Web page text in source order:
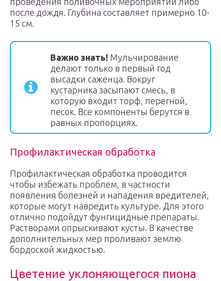
после дождя. Глубина составляет примерно 10-
15 см.
Важно знать! Мульчирование
делают только в первый год
высадки саженца. Вокруг
кустарника засыпают смесь, в
которую входит торф, перегной,
песок. Все компоненты берутся в
равных пропорциях.
Профилактическая обработка
Профилактическая обработка проводится
чтобы избежать проблем, в частности
появления болезней и нападения вредителей,
которые могут навредить культуре. Для этого
отлично подойдут фунгицидные препараты.
Растворами опрыскивают кусты. В качестве
дополнительных мер проливают землю
бордоской жидкостью.
Цветение уклоняющегося пиона